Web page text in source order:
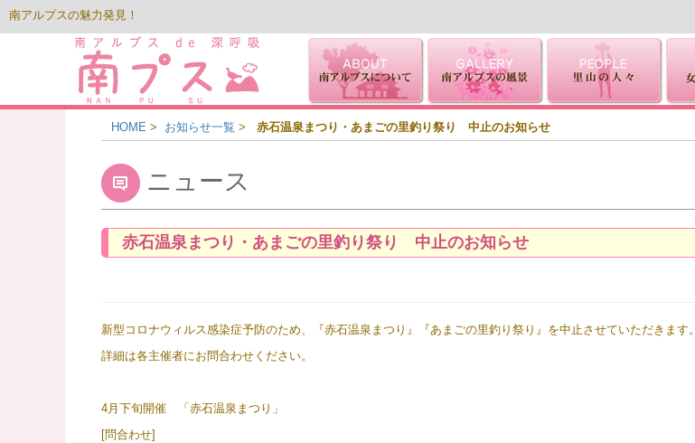
南アルプスの魅力発見！
HOME > お知らせ一覧 > 赤石温泉まつり・あまごの里釣り祭り 中止のお知らせ
ニュース
赤石温泉まつり・あまごの里釣り祭り 中止のお知らせ
新型コロナウィルス感染症予防のため、『赤石温泉まつり』『あまごの里釣り祭り』を中止させていただきます。
詳細は各主催者にお問合わせください。
4月下旬開催 「赤石温泉まつり」
[問合わせ]